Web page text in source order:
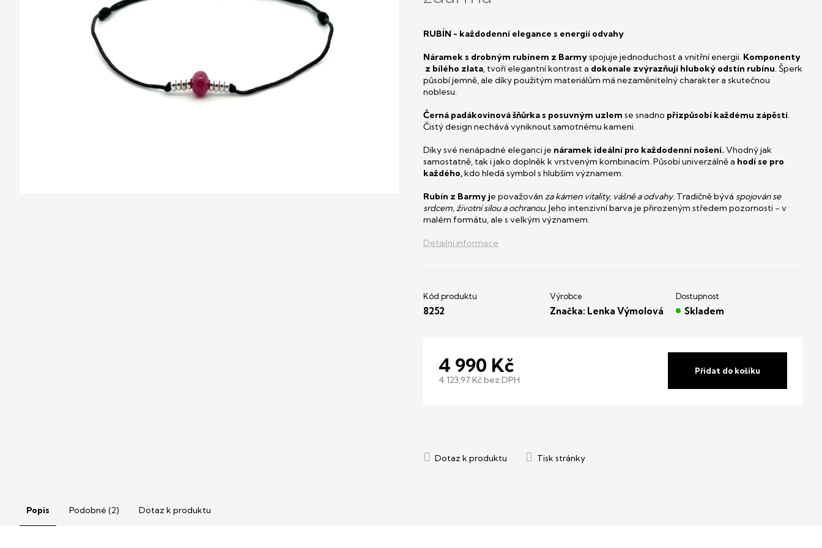
4 990 Kč
4 123,97 Kč bez DPH
Přidat do košíku
RUBÍN - každodenní elegance s energií odvahy
Náramek s drobným rubínem z Barmyspojuje jednoduchost a vnitřní energii. Komponenty
z bílého zlata, tvoří elegantní kontrast a dokonale zvýrazňují hluboký odstín rubínu. Šperk
působí jemně, ale díky použitým materiálům má nezaměnitelný charakter a skutečnou
noblesu.
Černá padákovinová šňůrka s posuvným uzlem se snadno přizpůsobí každému zápěstí.
Čistý design nechává vyniknout samotnému kameni.
Díky své nenápadné eleganci je náramek ideální pro každodenní nošení. Vhodný jak
samostatně, tak i jako doplněk k vrstveným kombinacím. Působí univerzálně a hodí se pro
každého,kdo hledá symbol s hlubším významem.
Rubín z Barmy je považován za kámen vitality, vášně a odvahy. Tradičně bývá spojován se
srdcem, životní silou a ochranou.Jeho intenzivní barva je přirozeným středem pozornosti - v
malém formátu, ale s velkým významem.
Detailní informace
8252 Značka: Lenka Výmolová Skladem
Popis Podobné (2) Dotaz k produktu